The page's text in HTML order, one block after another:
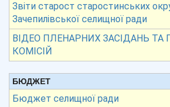
Звіти старост старостинських
Зачепилівської селищної ради
ВІДЕО ПЛЕНАРНИХ ЗАСІДАНЬ ТА
КОМІСІЙ
БЮДЖЕТ
Бюджет селищної ради